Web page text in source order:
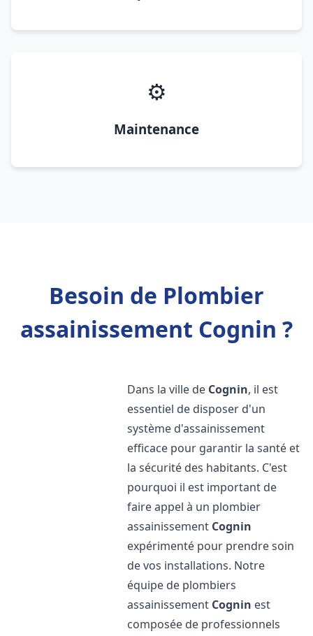
⚙️
Maintenance
Besoin de Plombier
assainissement Cognin ?
Dans la ville de Cognin, il est
essentiel de disposer d'un
système d'assainissement
efficace pour garantir la santé et
la sécurité des habitants. C'est
pourquoi il est important de
faire appel à un plombier
assainissement Cognin
expérimenté pour prendre soin
de vos installations. Notre
équipe de plombiers
assainissement Cognin est
composée de professionnels